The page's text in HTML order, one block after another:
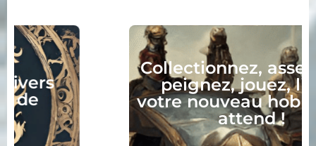
Collectionnez, assemblez,
peignez, jouez, lisez :
votre nouveau hobby vous
attend !